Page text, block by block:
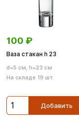
100 ₽
Ваза стакан h 23
d=5 см, h=23 см
На складе 19 шт.
Добавить